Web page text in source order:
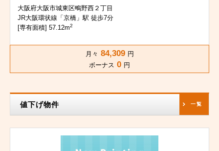
大阪府大阪市城東区鴫野西２丁目
JR大阪環状線「京橋」駅 徒歩7分
[専有面積] 57.12m2
月々 84,309 円
ボーナス 0 円
値下げ物件 一覧